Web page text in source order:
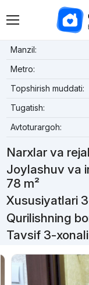
Manzil:
Metro:
Topshirish muddati:
Tugatish:
Avtoturargoh:
Narxlar va
Joylashuv va
78 m²
Xususiyatlari
Qurilishning
Tavsif 3-